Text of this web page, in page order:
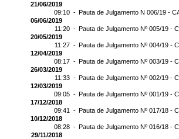
21/06/2019
09:10 - Pauta de Julgamento N 006/19 -
06/06/2019
11:20 - Pauta de Julgamento Nº 005/19 -
20/05/2019
11:27 - Pauta de Julgamento Nº 004/19 -
12/04/2019
08:17 - Pauta de Julgamento Nº 003/19 -
26/03/2019
11:33 - Pauta de Julgamento Nº 002/19 -
12/03/2019
09:05 - Pauta de Julgamento Nº 001/19 -
17/12/2018
09:41 - Pauta de Julgamento Nº 017/18 -
10/12/2018
08:28 - Pauta de Julgamento Nº 016/18 -
29/11/2018